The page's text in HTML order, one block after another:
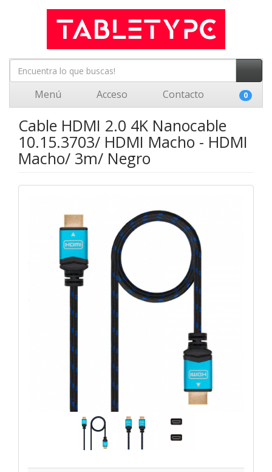
Menú Acceso Contacto 0
Cable HDMI 2.0 4K Nanocable
10.15.3703/ HDMI Macho - HDMI
Macho/ 3m/ Negro